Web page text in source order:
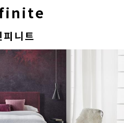
피니트